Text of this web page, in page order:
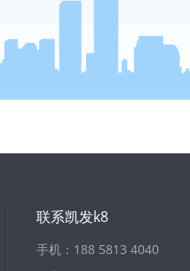
联系凯发k8
手机：188 5813 4040